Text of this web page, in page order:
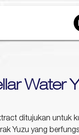
Water
ditujukan untuk
Yuzu yang